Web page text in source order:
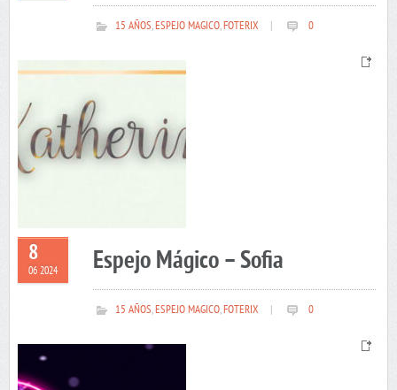
15 AÑOS,ESPEJO MAGICO,FOTERIX 0
8
06 2024 Espejo Mágico – Sofia
15 AÑOS,ESPEJO MAGICO,FOTERIX 0